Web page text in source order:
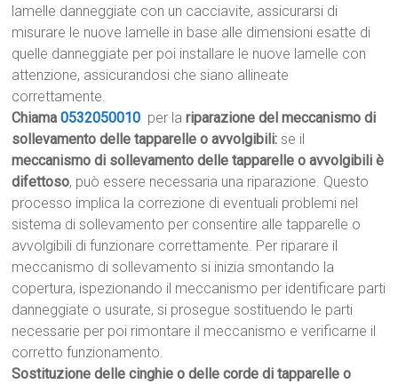
lamelle danneggiate con un cacciavite, assicurarsi di
misurare le nuove lamelle in base alle dimensioni esatte di
quelle danneggiate per poi installare le nuove lamelle con
attenzione, assicurandosi che siano allineate
correttamente.
Chiama0532050010 per lariparazione del meccanismo di
sollevamento delle tapparelle o avvolgibili: se il
meccanismo di sollevamento delle tapparelle o avvolgibili è
difettoso, può essere necessaria una riparazione. Questo
processo implica la correzione di eventuali problemi nel
sistema di sollevamento per consentire alle tapparelle o
avvolgibili di funzionare correttamente. Per riparare il
meccanismo di sollevamento si inizia smontando la
copertura, ispezionando il meccanismo per identificare parti
danneggiate o usurate, si prosegue sostituendo le parti
necessarie per poi rimontare il meccanismo e verificarne il
corretto funzionamento.
Sostituzione delle cinghie o delle corde di tapparelle o